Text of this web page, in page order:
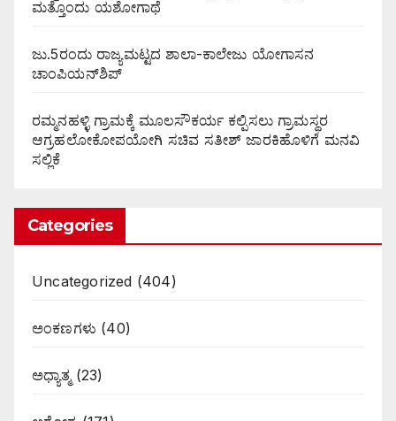
ಮತ್ತೊಂದು ಯಶೋಗಾಥೆ
ಜು.5ರಂದು ರಾಜ್ಯಮಟ್ಟದ ಶಾಲಾ-ಕಾಲೇಜು ಯೋಗಾಸನ
ಚಾಂಪಿಯನ್‌ಶಿಪ್
ರಮ್ಮನಹಳ್ಳಿ ಗ್ರಾಮಕ್ಕೆ ಮೂಲಸೌಕರ್ಯ ಕಲ್ಪಿಸಲು ಗ್ರಾಮಸ್ಥರ
ಆಗ್ರಹಲೋಕೋಪಯೋಗಿ ಸಚಿವ ಸತೀಶ್ ಜಾರಕಿಹೊಳಿಗೆ ಮನವಿ
ಸಲ್ಲಿಕೆ
Categories
Uncategorized (404)
ಅಂಕಣಗಳು (40)
ಅಧ್ಯಾತ್ಮ(23)